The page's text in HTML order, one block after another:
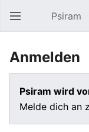
Hauptmenü öffnen Psiram
Anmelden
Psiram wird
Melde dich an